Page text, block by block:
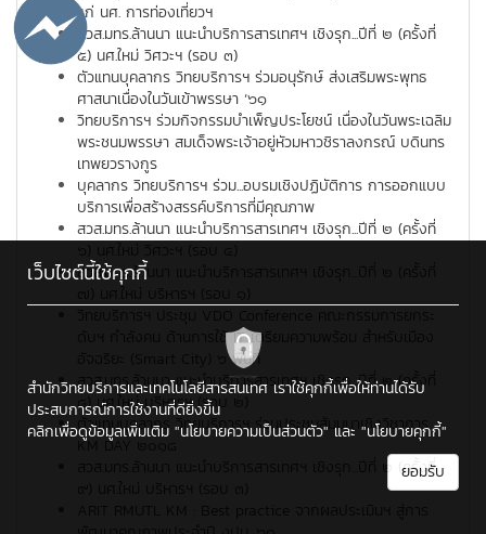
แก่ นศ. การท่องเที่ยวฯ
สวส.มทร.ล้านนา แนะนำบริการสารเทศฯ เชิงรุก...ปีที่ ๒ (ครั้งที่
๕) นศ.ใหม่ วิศวะฯ (รอบ ๓)
ตัวแทนบุคลากร วิทยบริการฯ ร่วมอนุรักษ์ ส่งเสริมพระพุทธ
ศาสนาเนื่องในวันเข้าพรรษา ‘๖๑
วิทยบริการฯ ร่วมกิจกรรมบำเพ็ญประโยชน์ เนื่องในวันพระเฉลิม
พระชนมพรรษา สมเด็จพระเจ้าอยู่หัวมหาวชิราลงกรณ์ บดินทร
เทพยวรางกูร
บุคลากร วิทยบริการฯ ร่วม...อบรมเชิงปฏิบัติการ การออกแบบ
บริการเพื่อสร้างสรรค์บริการที่มีคุณภาพ
สวส.มทร.ล้านนา แนะนำบริการสารเทศฯ เชิงรุก...ปีที่ ๒ (ครั้งที่
สวส.มทร.ล้านนา แนะนำบริการสารเทศฯ เชิงรุก...ปีที่ ๒ (ครั้งที่
ดับฯ กำลังคน ด้านการใช้ IT เตรียมความพร้อม สําหรับเมือง
อัจฉริยะ (Smart City) ๖ พื้นที่
สวส.มทร.ล้านนา แนะนำบริการสารเทศฯ เชิงรุก...ปีที่ ๒ (ครั้งที่
๘) นศ.ใหม่ บริหารฯ (รอบ ๒)
ตัวแทนบุคลากร วิทยบริการฯ ร่วมประชุมสัมมนาเชิงวิชาการ
KM DAY ๒๐๑๘
สวส.มทร.ล้านนา แนะนำบริการสารเทศฯ เชิงรุก...ปีที่ ๒ (ครั้งที่
เว็บไซต์นี้ใช้คุกกี้
สำนักวิทยบริการและเทคโนโลยีสารสนเทศ เราใช้คุกกี้เพื่อให้ท่านได้รับ
ประสบการณ์การใช้งานที่ดียิ่งขึ้น
คลิกเพื่อดูข้อมูลเพิ่มเติม "นโยบายความเป็นส่วนตัว" และ "นโยบายคุกกี้"
ยอมรับ